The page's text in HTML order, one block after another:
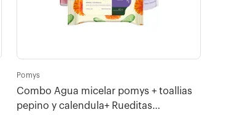
Pomys
Combo Agua micelar pomys + toallias
pepino y calendula+ Rueditas